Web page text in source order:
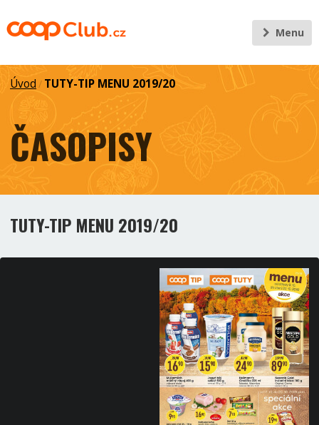
Menu
Úvod / TUTY-TIP MENU 2019/20
ČASOPISY
TUTY-TIP MENU 2019/20